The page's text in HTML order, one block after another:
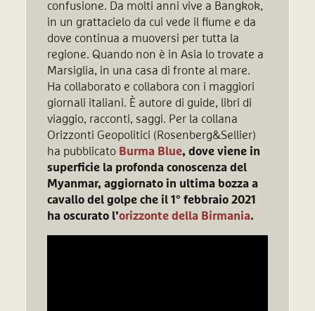
confusione. Da molti anni vive a Bangkok,
in un grattacielo da cui vede il fiume e da
dove continua a muoversi per tutta la
regione. Quando non è in Asia lo trovate a
Marsiglia, in una casa di fronte al mare.
Ha collaborato e collabora con i maggiori
giornali italiani. È autore di guide, libri di
viaggio, racconti, saggi. Per la collana
Orizzonti Geopolitici (Rosenberg&Sellier)
ha pubblicato Burma Blue, dove viene in
superficie la profonda conoscenza del
Myanmar, aggiornato in ultima bozza a
cavallo del golpe che il 1° febbraio 2021
ha oscurato l’orizzonte della Birmania.